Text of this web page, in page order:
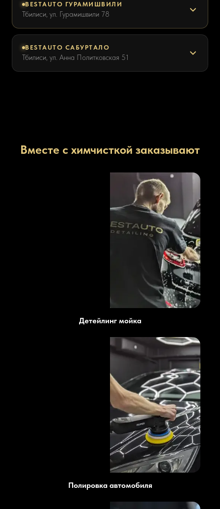
BESTAUTO ГУРАМИШВИЛИ
Тбилиси, ул. Гурамишвили 78
BESTAUTO САБУРТАЛО
Тбилиси, ул. Анна Политковская 51
Вместе с химчисткой заказывают
Детейлинг мойка
Полировка автомобиля